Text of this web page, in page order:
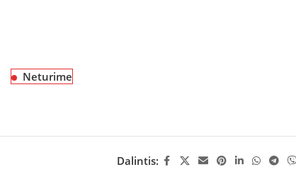
Neturime
Dalintis: